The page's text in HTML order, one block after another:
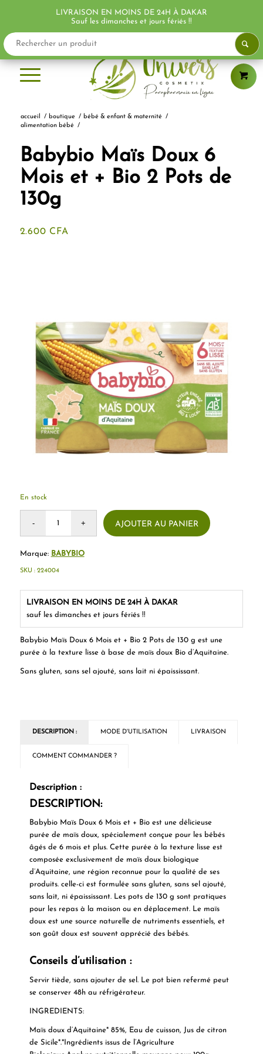
accueil / boutique / bébé & enfant & maternité
/
alimentation bébé
/
Babybio Maïs Doux 6
Mois et + Bio 2 Pots de
130g
2.600 CFA
Babybio Maïs Doux 6 Mois et + Bio 2 Pots de 130 g est une
purée à la texture lisse à base de maïs doux Bio d’Aquitaine.
Sans gluten, sans sel ajouté, sans lait ni épaississant.
En stock
AJOUTER AU PANIER
Marque: BABYBIO
LIVRAISON EN MOINS DE 24H À DAKAR
sauf les dimanches et jours fériés !!
SKU : 224004
DESCRIPTION : MODE D'UTILISATION LIVRAISON
COMMENT COMMANDER ?
Description :
DESCRIPTION:
Babybio Maïs Doux 6 Mois et + Bio est une délicieuse
purée de maïs doux, spécialement conçue pour les bébés
âgés de 6 mois et plus. Cette purée à la texture lisse est
composée exclusivement de maïs doux biologique
d’Aquitaine, une région reconnue pour la qualité de ses
produits. celle-ci est formulée sans gluten, sans sel ajouté,
sans lait, ni épaississant. Les pots de 130 g sont pratiques
pour les repas à la maison ou en déplacement. Le maïs
doux est une source naturelle de nutriments essentiels, et
son goût doux est souvent apprécié des bébés.
Conseils d’utilisation :
Servir tiède, sans ajouter de sel. Le pot bien refermé peut
se conserver 48h au réfrigérateur.
INGREDIENTS:
Maïs doux d’Aquitaine* 85%, Eau de cuisson, Jus de citron
de Sicile*.*Ingrédients issus de l’Agriculture
LIVRAISON EN MOINS DE 24H À DAKAR
Sauf les dimanches et jours fériés !!